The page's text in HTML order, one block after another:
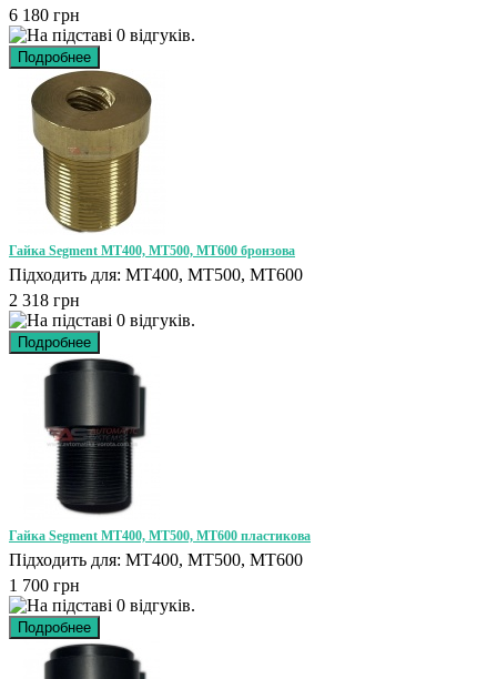
6 180 грн
Гайка Segment MT400, MT500, MT600 бронзова
Підходить для: MT400, MT500, MT600
2 318 грн
Гайка Segment MT400, MT500, MT600 пластикова
Підходить для: MT400, MT500, MT600
1 700 грн